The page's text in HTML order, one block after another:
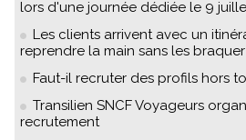
lors d'une journée dédiée le 9
Les clients arrivent avec un
reprendre la main sans les braquer
Faut-il recruter des profils hors
Transilien SNCF Voyageurs
recrutement